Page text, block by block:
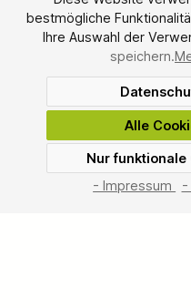
bestmögliche
Ihre Auswahl der
speichern.
Alle
Nur funktionale
- Impressum
-
SEHR GUT (4.67 / 5)
Bewertungen bei:
Informationen zur Echtheit